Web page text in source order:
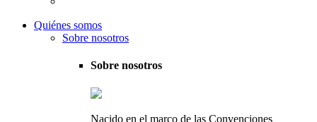
Quiénes somos
Sobre nosotros
Sobre nosotros
Nacido en el marco de las Convenciones